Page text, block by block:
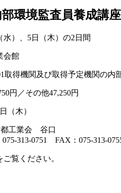
部環境監査員養成講座
）、5日（木）の2日間
会館
得機関及び取得予定機関の内
円／その他47,250円
（木）
都工業会 谷口
0751 FAX：075-313-
ご覧ください。